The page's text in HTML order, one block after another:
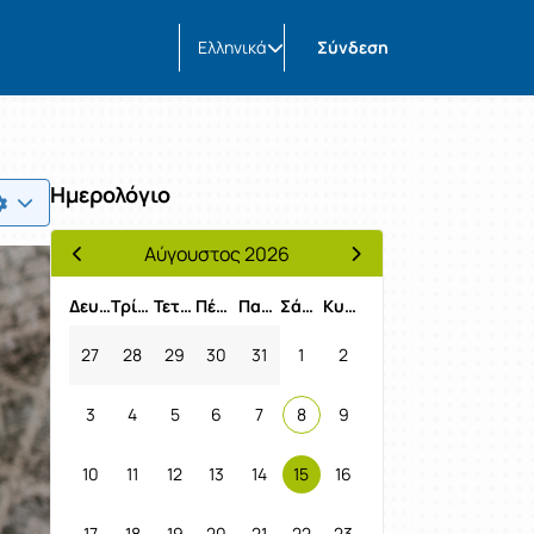
Ελληνικά Σύνδεση
Ημερολόγιο
Προηγούμενος Μήνας
Αύγουστος 2026
Επόμενος Μήνας
Δευτέρα
Τρίτη Τετάρτη Πέμπτη Παρασκευή Σάββατο Κυριακή
27 28 29 30 31 1 2
3 4 5 6 7 8 9
10 11 12 13 14 15 16